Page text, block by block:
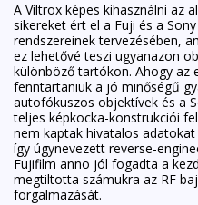
A Viltrox képes kihasználni az
sikereket ért el a Fuji és a
rendszereinek tervezésében,
ez lehetővé teszi ugyanazon
különböző tartókon. Ahogy az
fenntartaniuk a jó minőségű
autofókuszos objektívek és a
teljes képkocka-konstrukciói
nem kaptak hivatalos
így úgynevezett reverse-
Fujifilm anno jól fogadta a
megtiltotta számukra az RF
forgalmazását.